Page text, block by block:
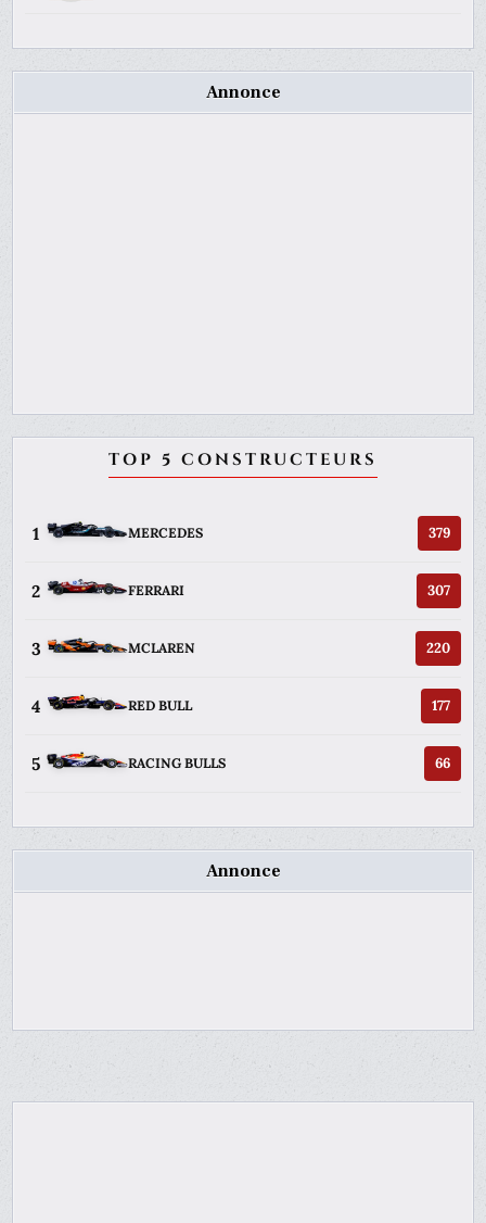
Annonce
TOP 5 CONSTRUCTEURS
1 MERCEDES 379
2 FERRARI 307
3 MCLAREN 220
4 RED BULL 177
5 RACING BULLS 66
Annonce